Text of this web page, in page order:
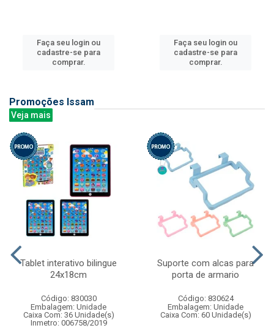
Faça seu login ou
cadastre-se para
comprar.
Faça seu login ou
cadastre-se para
comprar.
Promoções Issam
Veja mais
Tablet interativo bilingue
24x18cm
Código: 830030
Embalagem: Unidade
Caixa Com: 36 Unidade(s)
Inmetro: 006758/2019
Suporte com alcas para
porta de armario
Código: 830624
Embalagem: Unidade
Caixa Com: 60 Unidade(s)